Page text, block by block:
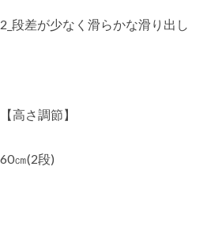
2_段差が少なく滑らかな滑り出し
【高さ調節】
60㎝(2段)